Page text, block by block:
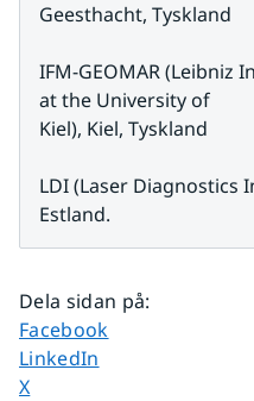
Geesthacht, Tyskland
IFM-GEOMAR (Leibniz
at the University of
Kiel), Kiel, Tyskland
LDI (Laser Diagnostics
Estland.
Dela sidan på:
Dela sidan på
Facebook
Dela sidan på
LinkedIn
Dela sidan på
X